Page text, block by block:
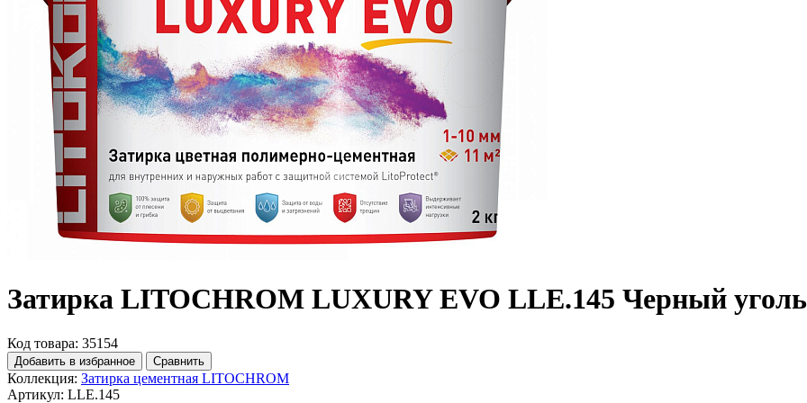
Затирка LITOCHROM LUXURY EVO LLE.145 Черный
Код товара: 35154
Добавить в избранное Сравнить
Коллекция: Затирка цементная LITOCHROM
Артикул: LLE.145